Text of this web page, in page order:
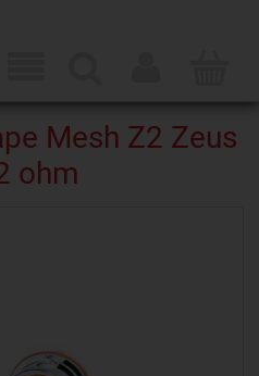
Mesh Z2 Zeus
ohm